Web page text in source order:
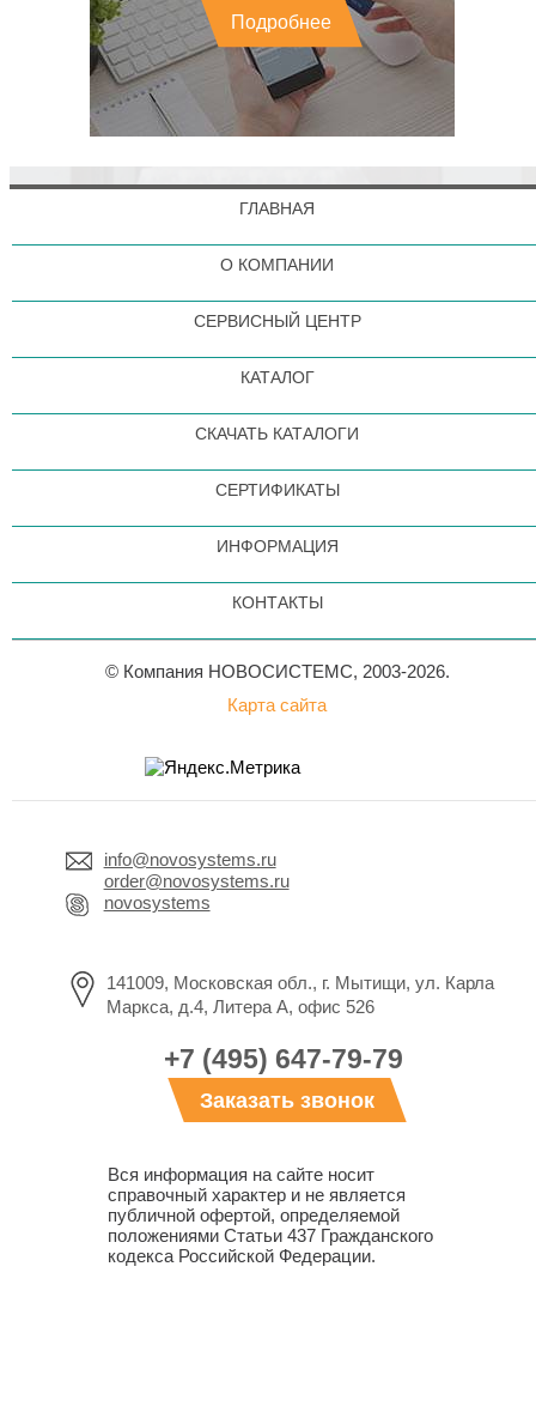
Подробнее
ГЛАВНАЯ
О КОМПАНИИ
СЕРВИСНЫЙ ЦЕНТР
КАТАЛОГ
СКАЧАТЬ КАТАЛОГИ
СЕРТИФИКАТЫ
ИНФОРМАЦИЯ
КОНТАКТЫ
© Компания НОВОСИСТЕМС, 2003-2026.
Карта сайта
info@novosystems.ru
order@novosystems.ru
novosystems
141009, Московская обл., г. Мытищи, ул. Карла
Маркса, д.4, Литера А, офис 526
+7 (495) 647-79-79
Заказать звонок
Вся информация на сайте носит
справочный характер и не является
публичной офертой, определяемой
положениями Статьи 437 Гражданского
кодекса Российской Федерации.